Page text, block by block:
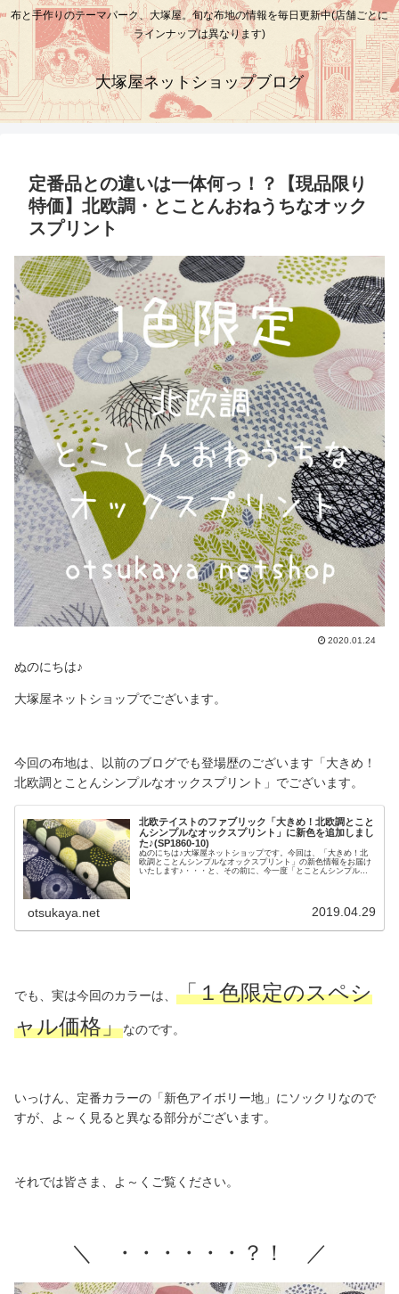
布と手作りのテーマパーク、大塚屋。旬な布地の情報を毎日更新中(店舗ごとに
ラインナップは異なります)
大塚屋ネットショップブログ
定番品との違いは一体何っ！？【現品限り
特価】北欧調・とことんおねうちなオック
スプリント
2020.01.24
ぬのにちは♪
大塚屋ネットショップでございます。
今回の布地は、以前のブログでも登場歴のございます「大きめ！
北欧調とことんシンプルなオックスプリント」でございます。
北欧テイストのファブリック「大きめ！北欧調とこと
んシンプルなオックスプリント」に新色を追加しまし
た♪(SP1860-10)
ぬのにちは♪大塚屋ネットショップです。今回は、「大きめ！北
欧調とことんシンプルなオックスプリント」の新色情報をお届け
いたします♪・・・と、その前に、今一度「とことんシンプル」
の「大きめとことん」です。つまり今回は、一番右側の「大きめ
とことん」の新色でございます。＼ 新色その１♡ ／地色がア
す。（写真よりももうすこし黄みのあるアイボリーです）類似の
otsukaya.net 2019.04.29
でも、実は今回のカラーは、 「１色限定のスペシ
ャル価格」なのです。
いっけん、定番カラーの「新色アイボリー地」にソックリなので
すが、よ～く見ると異なる部分がございます。
それでは皆さま、よ～くご覧ください。
＼ ・・・・・・？！ ／